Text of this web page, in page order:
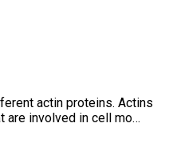
actin proteins. Actins
are involved in cell mo…